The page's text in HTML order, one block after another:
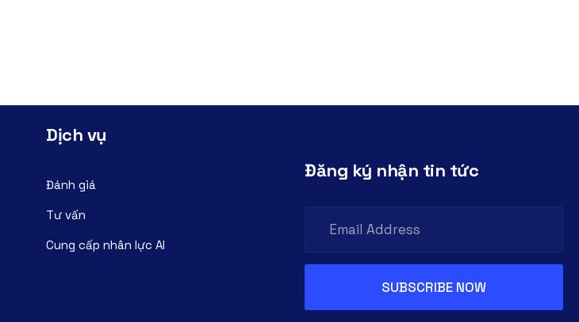
Dịch vụ
Đánh giá
Tư vấn
Cung cấp nhân lực AI
Đăng ký nhận tin tức